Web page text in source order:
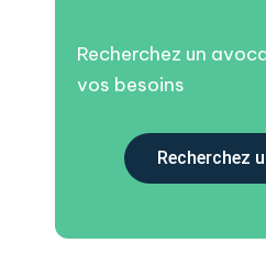
Recherchez un
vos besoins
Recherchez